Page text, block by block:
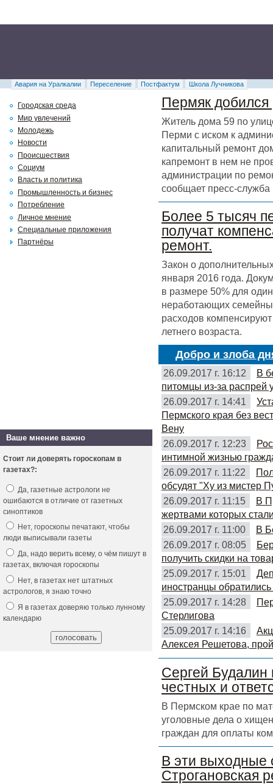
Авария на Уралкалии Переселение Постфактум Школа Лучникова
Пермяк добился
Житель дома 59 по
Перми с иском к
капитальный ремонт
капремонт в нем не
администрации по
сообщает пресс-служба
Более 5 тысяч
получат
ремонт.
Закон о
января 2016 года.
в размере 50% для
неработающих
расходов
летнего возраста.
Добро и злоба
26.09.2017 г. 16:12
В
питомцы из-за распрей
26.09.2017 г. 14:41
Пермского края без
Вену
26.09.2017 г. 12:23
интимной жизнью
26.09.2017 г. 11:22
обсудят "Ху из мистер
26.09.2017 г. 11:15
В
жертвами которых
26.09.2017 г. 11:00
В
26.09.2017 г. 08:05
получить скидки на
25.09.2017 г. 15:01
иностранцы обратились
25.09.2017 г. 14:28
Стерлигова
25.09.2017 г. 14:16
Алексея Решетова,
Сергей Будалин
честных и
В Пермском крае по
уголовные дела о
граждан для оплаты
В эти выходные
Строгановская
Городская среда
Мир увлечений
Молодежь
Новости
Происшествия
Социум
Власть и политика
Промышленность и бизнес
Потребление
Личное мнение
Специальные приложения
Партнёры
Ваше мнение важно
Стоит ли доверять гороскопам в
газетах?:
Да, газетные астрологи не
ошибаются в отличие от газетных
синоптиков
Нет, гороскопы печатают, чтобы
люди выписывали газеты
Да, надо верить всему, о чём пишут в
газетах, включая гороскопы
Нет, в газетах нет штатных
астрологов, я знаю точно
Я в газетах доверяю только лунному
календарю